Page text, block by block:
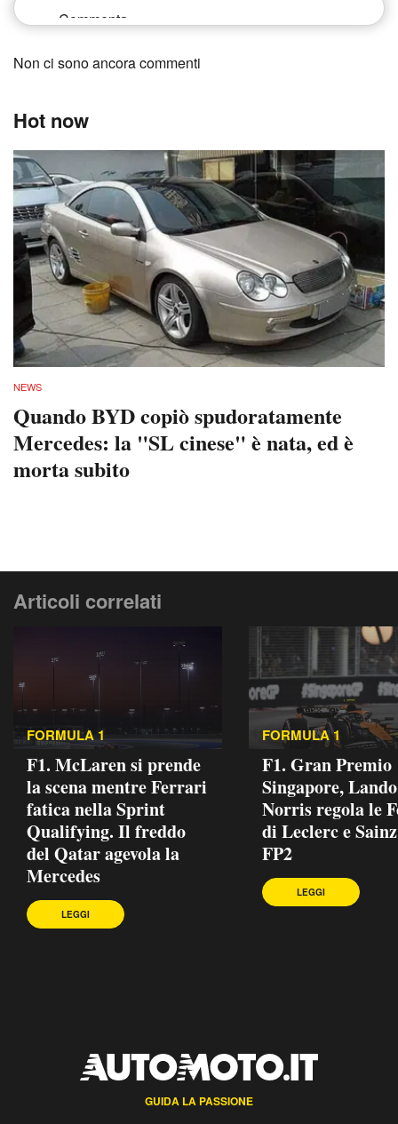
Non ci sono ancora commenti
Hot now
NEWS
Quando BYD copiò spudoratamente
Mercedes: la "SL cinese" è nata, ed è
morta subito
Articoli correlati
FORMULA 1
F1. McLaren si prende
la scena mentre Ferrari
fatica nella Sprint
Qualifying. Il freddo
del Qatar agevola la
Mercedes
LEGGI
FORMULA 1
F1. Gran Premio
Singapore, Lando
Norris regola le
di Leclerc e
FP2
LEGGI
GUIDA LA PASSIONE